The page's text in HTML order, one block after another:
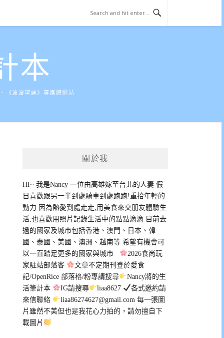
本
《波波黛麗》等媒體網站
關於我
HI~ 我是Nancy 一位由高雄嫁至台北的人妻 假
日喜歡跟另一半到處騎車到處跑跑!重拾年輕的
動力 因為熱愛到處走走,用美食來交朋友體驗生
活,也喜歡用照片記錄生活中的點點滴滴 目前去
過的國家及城市包括香港、澳門、日本、韓
國、泰國、美國、澳洲、越南等 希望有機會可
以一直踏足更多的國家與城市
2026食尚玩
家駐站部落客
文章不定期刊登於愛食
記/OpenRice 部落格/粉專請搜尋
Nancy將的生
活筆計本
IG請搜尋 liaa8627
各式邀約請
來信聯絡
liaa86274627@gmail.com 每一張圖
片雖然不美但也是我花心力拍的，請勿擅自下
載圖片